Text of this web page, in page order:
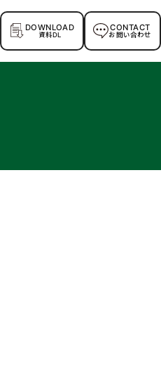
DOWNLOAD
資料DL
CONTACT
お問い合わせ